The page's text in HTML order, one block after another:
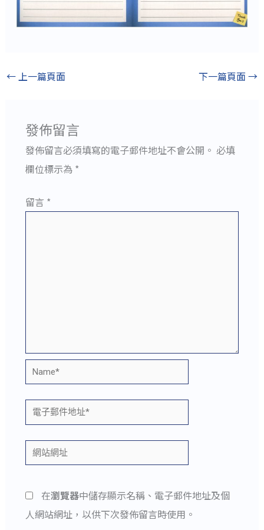
←上一篇頁面 下一篇頁面→
發佈留言
發佈留言必須填寫的電子郵件地址不會公開。 必填
欄位標示為 *
留言 *
Name*
電
子
郵
件
址
*
網
站
在瀏覽器中儲存顯示名稱、電子郵件地址及個
人網站網址，以供下次發佈留言時使用。